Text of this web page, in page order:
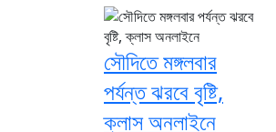
সৌদিতে মঙ্গলবার
পর্যন্ত ঝরবে বৃষ্টি,
ক্লাস অনলাইনে